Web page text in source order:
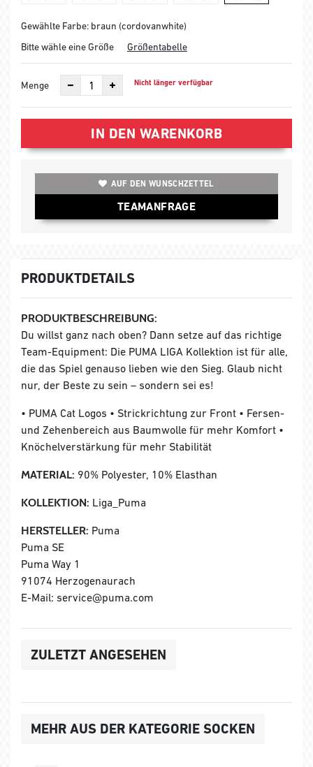
Gewählte Farbe: braun (cordovanwhite)
Bitte wähle eine Größe
Größentabelle
Menge Nicht länger verfügbar
IN DEN WARENKORB
AUF DEN WUNSCHZETTEL
TEAMANFRAGE
PRODUKTDETAILS
PRODUKTBESCHREIBUNG:
Du willst ganz nach oben? Dann setze auf das richtige
Team-Equipment: Die PUMA LIGA Kollektion ist für alle,
die das Spiel genauso lieben wie den Sieg. Glaub nicht
nur, der Beste zu sein – sondern sei es!
• PUMA Cat Logos • Strickrichtung zur Front • Fersen-
und Zehenbereich aus Baumwolle für mehr Komfort •
Knöchelverstärkung für mehr Stabilität
MATERIAL: 90% Polyester, 10% Elasthan
KOLLEKTION: Liga_Puma
HERSTELLER: Puma
Puma SE
Puma Way 1
91074 Herzogenaurach
E-Mail: service@puma.com
ZULETZT ANGESEHEN
MEHR AUS DER KATEGORIE SOCKEN